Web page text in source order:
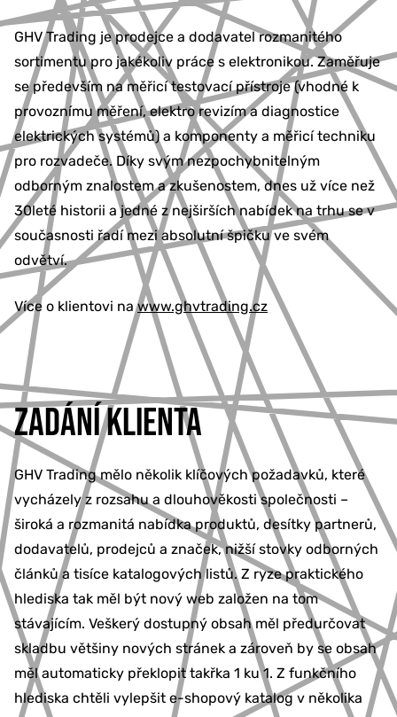
GHV Trading je prodejce a dodavatel rozmanitého
sortimentu pro jakékoliv práce s elektronikou. Zaměřuje
se především na měřicí testovací přístroje (vhodné k
provoznímu měření, elektro revizím a diagnostice
elektrických systémů) a komponenty a měřicí techniku
pro rozvadeče. Díky svým nezpochybnitelným
odborným znalostem a zkušenostem, dnes už více než
30leté historii a jedné z nejširších nabídek na trhu se v
současnosti řadí mezi absolutní špičku ve svém
odvětví.
Více o klientovi nawww.ghvtrading.cz
ZADÁNÍ KLIENTA
GHV Trading mělo několik klíčových požadavků, které
vycházely z rozsahu a dlouhověkosti společnosti –
široká a rozmanitá nabídka produktů, desítky partnerů,
dodavatelů, prodejců a značek, nižší stovky odborných
článků a tisíce katalogových listů. Z ryze praktického
hlediska tak měl být nový web založen na tom
stávajícím. Veškerý dostupný obsah měl předurčovat
skladbu většiny nových stránek a zároveň by se obsah
měl automaticky překlopit takřka 1 ku 1. Z funkčního
hlediska chtěli vylepšit e-shopový katalog v několika